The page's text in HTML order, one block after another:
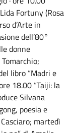
Fortuny (Rosa
d’Arte in
dell’80°
donne
libro “Madri e
18.00 “Taiji: la
Silvana
poesia e
martedì